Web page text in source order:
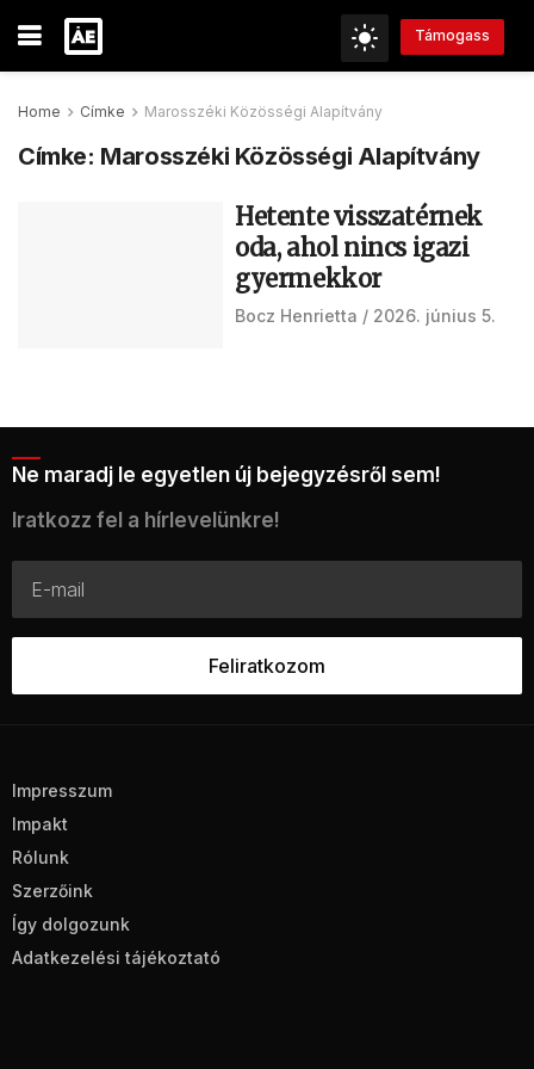
Támogass
Home Címke Marosszéki Közösségi Alapítvány
Címke: Marosszéki Közösségi Alapítvány
Hetente visszatérnek
oda, ahol nincs igazi
gyermekkor
Bocz Henrietta 2026. június 5.
Ne maradj le egyetlen új bejegyzésről sem!
Iratkozz fel a hírlevelünkre!
Impresszum
Impakt
Rólunk
Szerzőink
Így dolgozunk
Adatkezelési tájékoztató